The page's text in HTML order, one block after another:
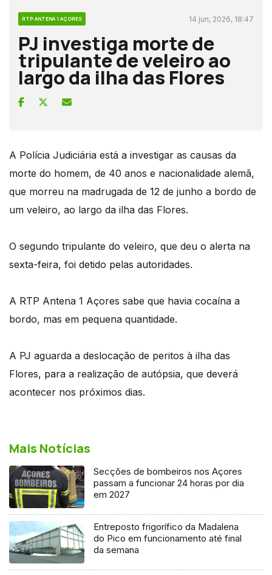
RTP ANTENA 1 AÇORES 14 jun, 2026, 18:47
PJ investiga morte de
tripulante de veleiro ao
largo da ilha das Flores
A Polícia Judiciária está a investigar as causas da
morte do homem, de 40 anos e nacionalidade alemã,
que morreu na madrugada de 12 de junho a bordo de
um veleiro, ao largo da ilha das Flores.
O segundo tripulante do veleiro, que deu o alerta na
sexta-feira, foi detido pelas autoridades.
A RTP Antena 1 Açores sabe que havia cocaína a
bordo, mas em pequena quantidade.
A PJ aguarda a deslocação de peritos à ilha das
Flores, para a realização de autópsia, que deverá
acontecer nos próximos dias.
Mais Notícias
Secções de bombeiros nos Açores
passam a funcionar 24 horas por dia
em 2027
Entreposto frigorífico da Madalena
do Pico em funcionamento até final
da semana